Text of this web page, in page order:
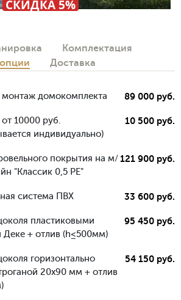
СКИДКА 5%
Комплектация
Доставка
домокомплекта 89 000 руб.
10000 руб.
индивидуально)
10 500 руб.
покрытия на м/
"Классик 0,5 РЕ"
121 900 руб.
система ПВХ 33 600 руб.
пластиковыми
Деке + отлив (h≤500мм)
95 450 руб.
горизонтально
20х90 мм + отлив
54 150 руб.